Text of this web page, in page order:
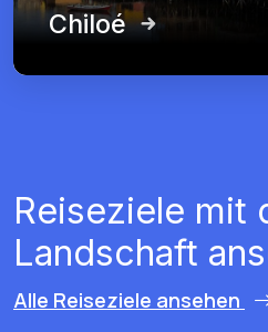
Chiloé
Reiseziele mit
Landschaft
Alle Reiseziele ansehen